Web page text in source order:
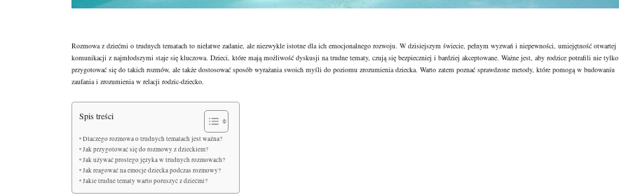
Rozmowa z dziećmi o trudnych tematach to niełatwe zadanie, ale niezwykle istotne dla ich emocjonalnego rozwoju. W dzisiejszym świecie, pełnym wyzwań i niepewności, umiejętność otwartej
komunikacji z najmłodszymi staje się kluczowa. Dzieci, które mają możliwość dyskusji na trudne tematy, czują się bezpieczniej i bardziej akceptowane. Ważne jest, aby rodzice potrafili nie tylko
przygotować się do takich rozmów, ale także dostosować sposób wyrażania swoich myśli do poziomu zrozumienia dziecka. Warto zatem poznać sprawdzone metody, które pomogą w budowaniu
zaufania i zrozumienia w relacji rodzic-dziecko.
Spis treści
Dlaczego rozmowa o trudnych tematach jest ważna?
Jak przygotować się do rozmowy z dzieckiem?
Jak używać prostego języka w trudnych rozmowach?
Jak reagować na emocje dziecka podczas rozmowy?
Jakie trudne tematy warto poruszyć z dziećmi?